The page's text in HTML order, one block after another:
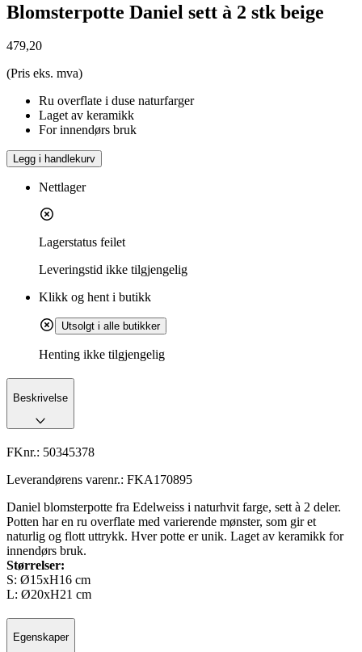
Blomsterpotte Daniel sett à 2 stk beige
479,20
(Pris eks. mva)
Ru overflate i duse naturfarger
Laget av keramikk
For innendørs bruk
Legg i handlekurv
Nettlager
Lagerstatus feilet
Leveringstid ikke tilgjengelig
Klikk og hent i butikk
Utsolgt i alle butikker
Henting ikke tilgjengelig
Beskrivelse
FKnr.: 50345378
Leverandørens varenr.: FKA170895
Daniel blomsterpotte fra Edelweiss i naturhvit farge, sett à 2 deler.
Potten har en ru overflate med varierende mønster, som gir et
naturlig og flott uttrykk. Hver potte er unik. Laget av keramikk for
innendørs bruk.
Størrelser:
S: Ø15xH16 cm
L: Ø20xH21 cm
Egenskaper